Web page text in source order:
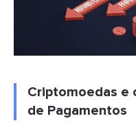
Criptomoedas e
de Pagamentos